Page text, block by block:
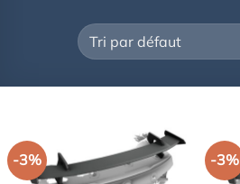
-3% -3%